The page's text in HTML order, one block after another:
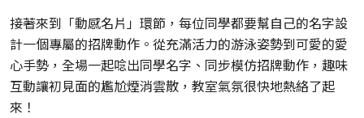
接著來到「動感名片」環節，每位同學都要幫自己的名字設
計一個專屬的招牌動作。從充滿活力的游泳姿勢到可愛的愛
心手勢，全場一起唸出同學名字、同步模仿招牌動作，趣味
互動讓初見面的尷尬煙消雲散，教室氣氛很快地熱絡了起
來！